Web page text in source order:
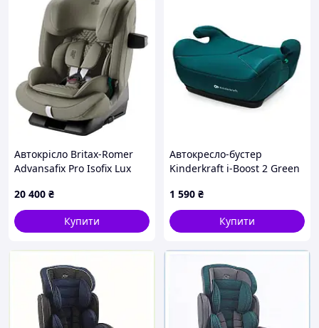
Автокрісло Britax-Romer
Advansafix Pro Isofix Lux
20 400 ₴
Купити
Автокресло-бустер
Kinderkraft i-Boost 2 Green
1 590 ₴
Купити